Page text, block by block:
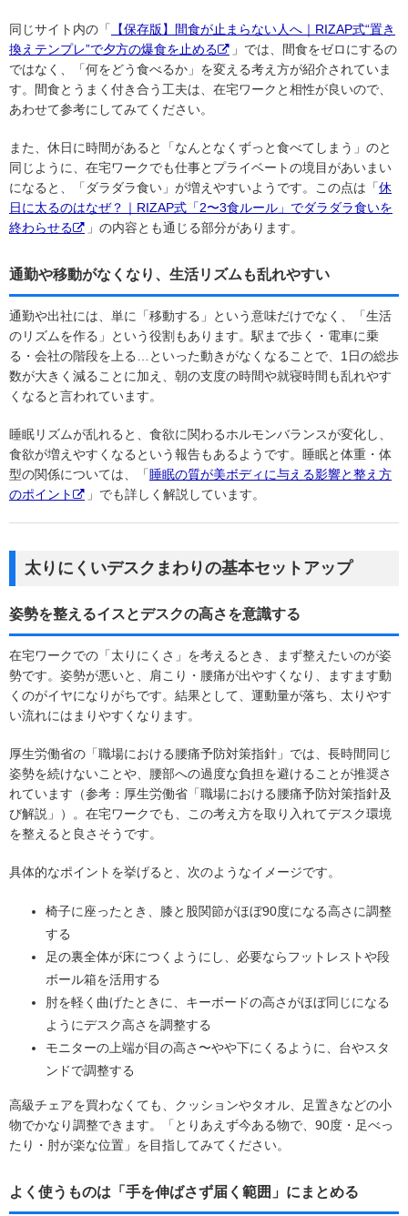
同じサイト内の「
【保存版】間食が止まらない人へ｜RIZAP式“置き
換えテンプレ”で夕方の爆食を止める
」では、間食をゼロにするの
ではなく、「何をどう食べるか」を変える考え方が紹介されていま
す。間食とうまく付き合う工夫は、在宅ワークと相性が良いので、
あわせて参考にしてみてください。
また、休日に時間があると「なんとなくずっと食べてしまう」のと
同じように、在宅ワークでも仕事とプライベートの境目があいまい
になると、「ダラダラ食い」が増えやすいようです。この点は「休
日に太るのはなぜ？｜RIZAP式「2〜3食ルール」でダラダラ食いを
終わらせる
」の内容とも通じる部分があります。
通勤や移動がなくなり、生活リズムも乱れやすい
通勤や出社には、単に「移動する」という意味だけでなく、「生活
のリズムを作る」という役割もあります。駅まで歩く・電車に乗
る・会社の階段を上る…といった動きがなくなることで、1日の総歩
数が大きく減ることに加え、朝の支度の時間や就寝時間も乱れやす
くなると言われています。
睡眠リズムが乱れると、食欲に関わるホルモンバランスが変化し、
食欲が増えやすくなるという報告もあるようです。睡眠と体重・体
型の関係については、「睡眠の質が美ボディに与える影響と整え方
のポイント
」でも詳しく解説しています。
太りにくいデスクまわりの基本セットアップ
姿勢を整えるイスとデスクの高さを意識する
在宅ワークでの「太りにくさ」を考えるとき、まず整えたいのが姿
勢です。姿勢が悪いと、肩こり・腰痛が出やすくなり、ますます動
くのがイヤになりがちです。結果として、運動量が落ち、太りやす
い流れにはまりやすくなります。
厚生労働省の「職場における腰痛予防対策指針」では、長時間同じ
姿勢を続けないことや、腰部への過度な負担を避けることが推奨さ
れています（参考：厚生労働省「職場における腰痛予防対策指針及
び解説」）。在宅ワークでも、この考え方を取り入れてデスク環境
を整えると良さそうです。
具体的なポイントを挙げると、次のようなイメージです。
椅子に座ったとき、膝と股関節がほぼ90度になる高さに調整
する
足の裏全体が床につくようにし、必要ならフットレストや段
ボール箱を活用する
肘を軽く曲げたときに、キーボードの高さがほぼ同じになる
ようにデスク高さを調整する
モニターの上端が目の高さ〜やや下にくるように、台やスタ
ンドで調整する
高級チェアを買わなくても、クッションやタオル、足置きなどの小
物でかなり調整できます。「とりあえず今ある物で、90度・足べっ
たり・肘が楽な位置」を目指してみてください。
よく使うものは「手を伸ばさず届く範囲」にまとめる